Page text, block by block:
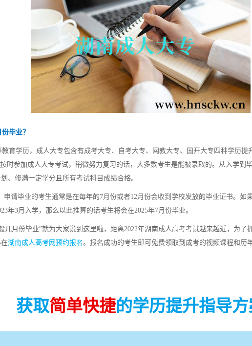
毕业？
育学历，成人大专包含有成考大专、自考大专、网教大专、国开大专四种学历提
时参加成人大专考试，稍微努力复习的话，大多数考生是能被录取的。从入学到
、修满一定学分且所有考试科目成绩合格。
请毕业的考生通常是在每年的7月份或者12月份会收到学校发放的毕业证书。如
年3月入学，那么以此推算的话考生将会在2025年7月份毕业。
月份毕业”就为大家说到这里啦，距离2022年湖南成人高考考试越来越近，为了
湖南成人高考网预约报名。报名成功的考生即可免费领取到成考的视频课程和历
获取简单快捷的学历提升指导